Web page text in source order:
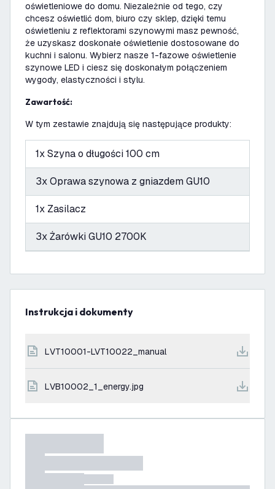
oświetleniowe do domu. Niezależnie od tego, czy
chcesz oświetlić dom, biuro czy sklep, dzięki temu
oświetleniu z reflektorami szynowymi masz pewność,
że uzyskasz doskonałe oświetlenie dostosowane do
kuchni i salonu. Wybierz nasze 1-fazowe oświetlenie
szynowe LED i ciesz się doskonałym połączeniem
wygody, elastyczności i stylu.
Zawartość:
W tym zestawie znajdują się następujące produkty:
1x Szyna o długości 100 cm
3x Oprawa szynowa z gniazdem GU10
1x Zasilacz
3x Żarówki GU10 2700K
Instrukcja i dokumenty
LVT10001-LVT10022_manual
LVB10002_1_energy.jpg